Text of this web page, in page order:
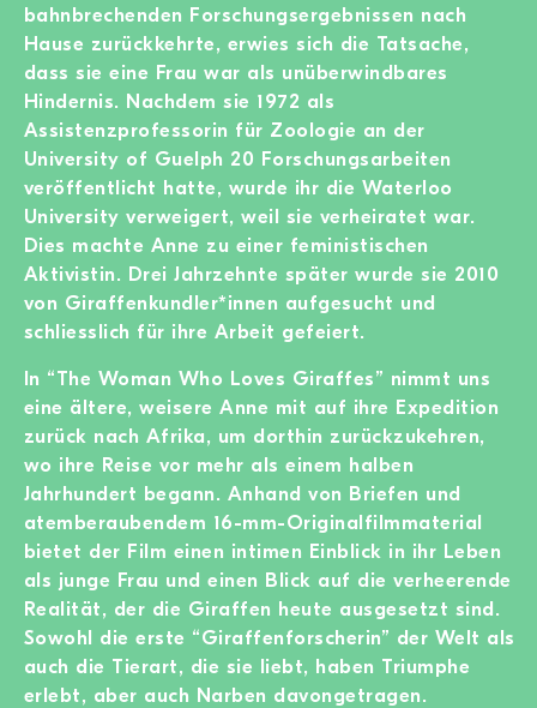
bahnbrechenden Forschungsergebnissen nach
Hause zurückkehrte, erwies sich die Tatsache,
dass sie eine Frau war als unüberwindbares
Hindernis. Nachdem sie 1972 als
Assistenzprofessorin für Zoologie an der
University of Guelph 20 Forschungsarbeiten
veröffentlicht hatte, wurde ihr die Waterloo
University verweigert, weil sie verheiratet war.
Dies machte Anne zu einer feministischen
Aktivistin. Drei Jahrzehnte später wurde sie 2010
von Giraffenkundler*innen aufgesucht und
schliesslich für ihre Arbeit gefeiert.
In “The Woman Who Loves Giraffes” nimmt uns
eine ältere, weisere Anne mit auf ihre Expedition
zurück nach Afrika, um dorthin zurückzukehren,
wo ihre Reise vor mehr als einem halben
Jahrhundert begann. Anhand von Briefen und
atemberaubendem 16-mm-Originalfilmmaterial
bietet der Film einen intimen Einblick in ihr Leben
als junge Frau und einen Blick auf die verheerende
Realität, der die Giraffen heute ausgesetzt sind.
Sowohl die erste “Giraffenforscherin” der Welt als
auch die Tierart, die sie liebt, haben Triumphe
erlebt, aber auch Narben davongetragen.